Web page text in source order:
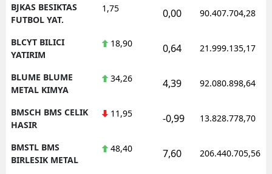
BJKAS BESIKTAS
FUTBOL YAT.
1,75 0,00 90.407.704,28
BLCYT BILICI
YATIRIM
18,90 0,64 21.999.135,17
BLUME BLUME
METAL KIMYA
34,26 4,39 92.080.898,64
BMSCH BMS CELIK
HASIR
11,95 -0,99 13.828.778,70
BMSTL BMS
BIRLESIK METAL
48,40 7,60 206.440.705,56